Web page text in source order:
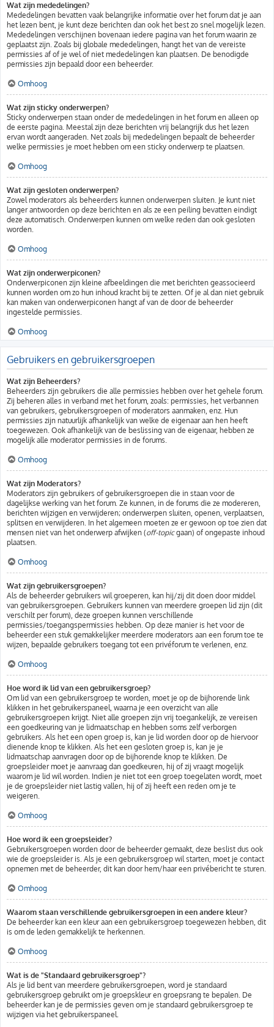
Wat zijn mededelingen?
Mededelingen bevatten vaak belangrijke informatie over het forum dat je aan
het lezen bent, je kunt deze berichten dan ook het best zo snel mogelijk lezen.
Mededelingen verschijnen bovenaan iedere pagina van het forum waarin ze
geplaatst zijn. Zoals bij globale mededelingen, hangt het van de vereiste
permissies af of je wel of niet mededelingen kan plaatsen. De benodigde
permissies zijn bepaald door een beheerder.
Omhoog
Wat zijn sticky onderwerpen?
Sticky onderwerpen staan onder de mededelingen in het forum en alleen op
de eerste pagina. Meestal zijn deze berichten vrij belangrijk dus het lezen
ervan wordt aangeraden. Net zoals bij mededelingen bepaalt de beheerder
welke permissies je moet hebben om een sticky onderwerp te plaatsen.
Omhoog
Wat zijn gesloten onderwerpen?
Zowel moderators als beheerders kunnen onderwerpen sluiten. Je kunt niet
langer antwoorden op deze berichten en als ze een peiling bevatten eindigt
deze automatisch. Onderwerpen kunnen om welke reden dan ook gesloten
worden.
Omhoog
Wat zijn onderwerpiconen?
Onderwerpiconen zijn kleine afbeeldingen die met berichten geassocieerd
kunnen worden om zo hun inhoud kracht bij te zetten. Of je al dan niet gebruik
kan maken van onderwerpiconen hangt af van de door de beheerder
ingestelde permissies.
Omhoog
Gebruikers en gebruikersgroepen
Wat zijn Beheerders?
Beheerders zijn gebruikers die alle permissies hebben over het gehele forum.
Zij beheren alles in verband met het forum, zoals: permissies, het verbannen
van gebruikers, gebruikersgroepen of moderators aanmaken, enz. Hun
permissies zijn natuurlijk afhankelijk van welke de eigenaar aan hen heeft
toegewezen. Ook afhankelijk van de beslissing van de eigenaar, hebben ze
mogelijk alle moderator permissies in de forums.
Omhoog
Wat zijn Moderators?
Moderators zijn gebruikers of gebruikersgroepen die in staan voor de
dagelijkse werking van het forum. Ze kunnen, in de forums die ze modereren,
berichten wijzigen en verwijderen; onderwerpen sluiten, openen, verplaatsen,
splitsen en verwijderen. In het algemeen moeten ze er gewoon op toe zien dat
mensen niet van het onderwerp afwijken (off-topicgaan) of ongepaste inhoud
plaatsen.
Omhoog
Wat zijn gebruikersgroepen?
Als de beheerder gebruikers wil groeperen, kan hij/zij dit doen door middel
van gebruikersgroepen. Gebruikers kunnen van meerdere groepen lid zijn (dit
verschilt per forum), deze groepen kunnen verschillende
permissies/toegangspermissies hebben. Op deze manier is het voor de
beheerder een stuk gemakkelijker meerdere moderators aan een forum toe te
wijzen, bepaalde gebruikers toegang tot een privéforum te verlenen, enz.
Omhoog
Hoe word ik lid van een gebruikersgroep?
Om lid van een gebruikersgroep te worden, moet je op de bijhorende link
klikken in het gebruikerspaneel, waarna je een overzicht van alle
gebruikersgroepen krijgt. Niet alle groepen zijn vrij toegankelijk, ze vereisen
een goedkeuring van je lidmaatschap en hebben soms zelf verborgen
gebruikers. Als het een open groep is, kan je lid worden door op de hiervoor
dienende knop te klikken. Als het een gesloten groep is, kan je je
lidmaatschap aanvragen door op de bijhorende knop te klikken. De
groepsleider moet je aanvraag dan goedkeuren, hij of zij vraagt mogelijk
waarom je lid wil worden. Indien je niet tot een groep toegelaten wordt, moet
je de groepsleider niet lastig vallen, hij of zij heeft een reden om je te
weigeren.
Omhoog
Hoe word ik een groepsleider?
Gebruikersgroepen worden door de beheerder gemaakt, deze beslist dus ook
wie de groepsleider is. Als je een gebruikersgroep wil starten, moet je contact
opnemen met de beheerder, dit kan door hem/haar een privébericht te sturen.
Omhoog
Waarom staan verschillende gebruikersgroepen in een andere kleur?
De beheerder kan een kleur aan een gebruikersgroep toegewezen hebben, dit
is om de leden gemakkelijk te herkennen.
Omhoog
Wat is de "Standaard gebruikersgroep"?
Als je lid bent van meerdere gebruikersgroepen, word je standaard
gebruikersgroep gebruikt om je groepskleur en groepsrang te bepalen. De
beheerder kan je de permissies geven om je standaard gebruikersgroep te
wijzigen via het gebruikerspaneel.